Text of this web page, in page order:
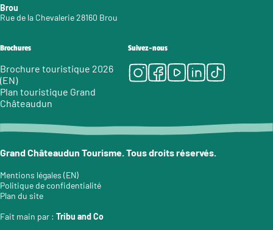
Brou
Rue de la Chevalerie 28160 Brou
Brochures
Brochure touristique 2026
(EN)
Plan touristique Grand
Châteaudun
Suivez-nous
Instagram
Facebook
Youtube
LinkedIn
Tiktok
Grand Châteaudun Tourisme. Tous droits réservés.
Mentions légales (EN)
Politique de confidentialité
Plan du site
Fait main par : Tribu and Co